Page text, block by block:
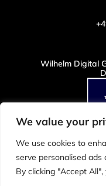
We value your
We use cookies to
serve personalised
By clicking "Accept
Wilhelm Digital